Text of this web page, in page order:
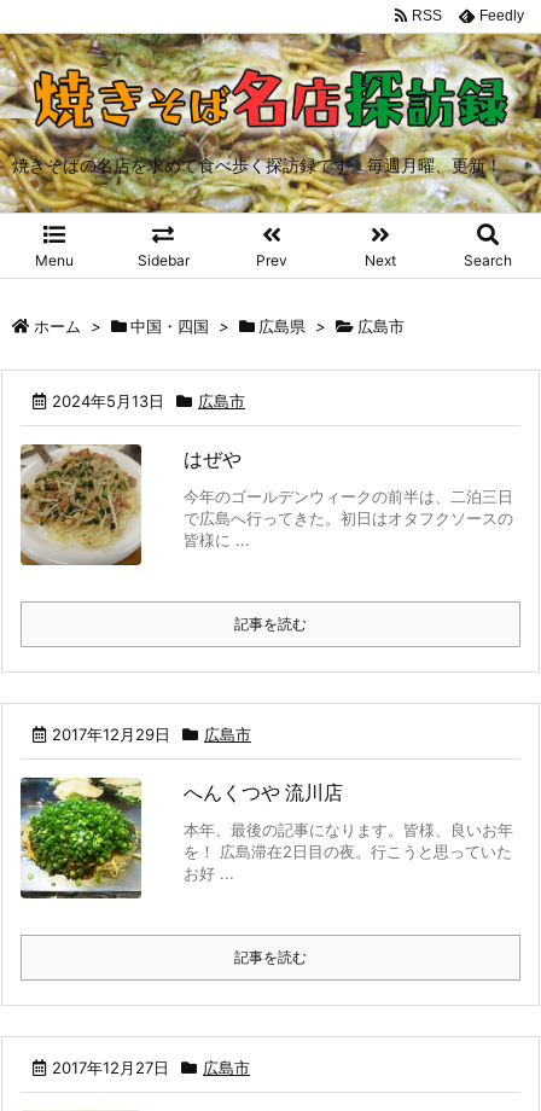
焼きそばの名店を求めて食べ歩く探訪録です。毎週月曜、更新！
Menu Sidebar Prev Next Search
RSS Feedly
ホーム > 中国・四国 > 広島県 > 広島市
2024年5月13日 広島市
はぜや
今年のゴールデンウィークの前半は、二泊三日
で広島へ行ってきた。初日はオタフクソースの
皆様に ...
記事を読む
2017年12月29日 広島市
へんくつや 流川店
本年、最後の記事になります。皆様、良いお年
を！ 広島滞在2日目の夜。行こうと思っていた
お好 ...
記事を読む
2017年12月27日 広島市